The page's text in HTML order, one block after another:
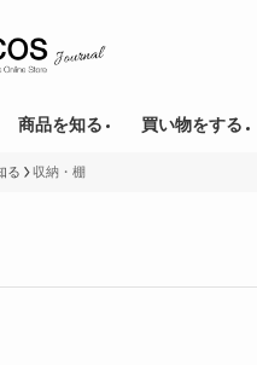
商品を知る 買い物をする
る 収納・棚